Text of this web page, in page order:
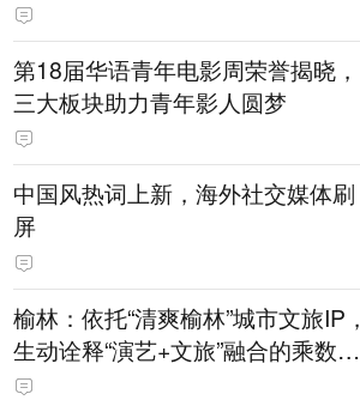
第18届华语青年电影周荣誉揭晓，
三大板块助力青年影人圆梦
中国风热词上新，海外社交媒体刷
屏
榆林：依托“清爽榆林”城市文旅IP，
生动诠释“演艺+文旅”融合的乘数效
应